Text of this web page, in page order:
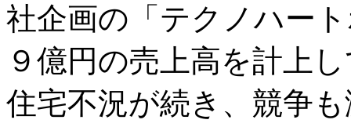
社企画の「テクノハー
９億円の売上高を計上
住宅不況が続き、競争